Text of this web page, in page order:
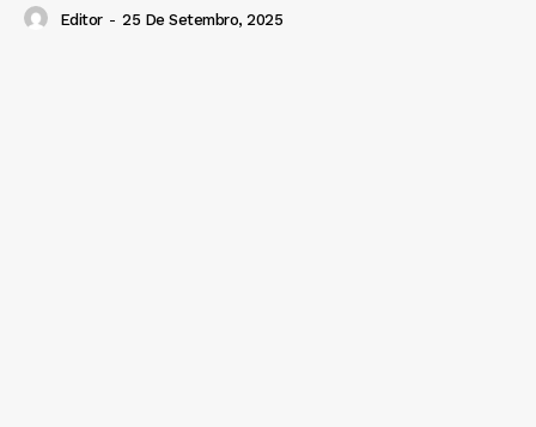
Editor - 25 De Setembro, 2025